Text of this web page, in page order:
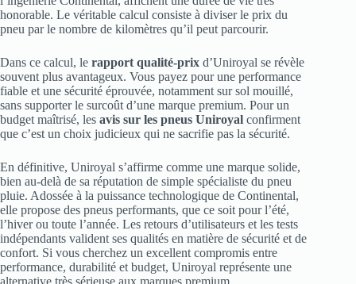
honorable. Le véritable calcul consiste à diviser le prix du
pneu par le nombre de kilomètres qu’il peut parcourir.
Dans ce calcul, le rapport qualité-prix d’Uniroyal se révèle
souvent plus avantageux. Vous payez pour une performance
fiable et une sécurité éprouvée, notamment sur sol mouillé,
sans supporter le surcoût d’une marque premium. Pour un
budget maîtrisé, les avis sur les pneus Uniroyal confirment
que c’est un choix judicieux qui ne sacrifie pas la sécurité.
En définitive, Uniroyal s’affirme comme une marque solide,
bien au-delà de sa réputation de simple spécialiste du pneu
pluie. Adossée à la puissance technologique de Continental,
elle propose des pneus performants, que ce soit pour l’été,
l’hiver ou toute l’année. Les retours d’utilisateurs et les tests
indépendants valident ses qualités en matière de sécurité et de
confort. Si vous cherchez un excellent compromis entre
performance, durabilité et budget, Uniroyal représente une
alternative très sérieuse aux marques premium.